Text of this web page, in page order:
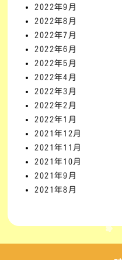
2022年9月
2022年8月
2022年7月
2022年6月
2022年5月
2022年4月
2022年3月
2022年2月
2022年1月
2021年12月
2021年11月
2021年10月
2021年9月
2021年8月